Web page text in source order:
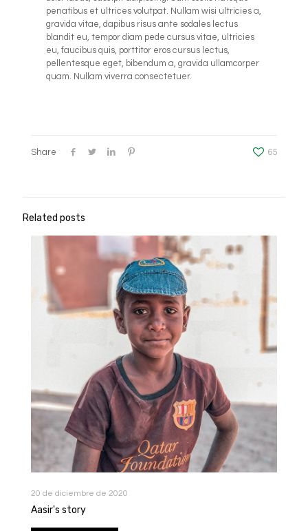
penatibus et ultrices volutpat. Nullam wisi ultricies a,
gravida vitae, dapibus risus ante sodales lectus
blandit eu, tempor diam pede cursus vitae, ultricies
eu, faucibus quis, porttitor eros cursus lectus,
pellentesque eget, bibendum a, gravida ullamcorper
quam. Nullam viverra consectetuer.
Share 65
Related posts
20 de diciembre de 2020
Aasir's story